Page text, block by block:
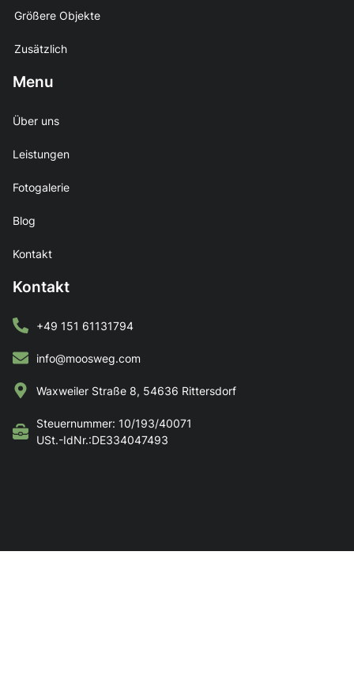
Größere Objekte
Zusätzlich
Menu
Über uns
Leistungen
Fotogalerie
Blog
Kontakt
Kontakt
+49 151 61131794
info@moosweg.com
Waxweiler Straße 8, 54636 Rittersdorf
Steuernummer: 10/193/40071
USt.-IdNr.:DE334047493